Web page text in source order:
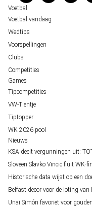
Over ons
Voetbal
Voetbal vandaag
Wedtips
Voorspellingen
Clubs
Competities
Games
Tipcompetities
VW-Tientje
Tiptopper
WK 2026 pool
Nieuws
KSA deelt vergunningen uit:
Sloveen Slavko Vincic fluit WK-
Historische data wijst op een
Belfast decor voor de loting
Unai Simón favoriet voor